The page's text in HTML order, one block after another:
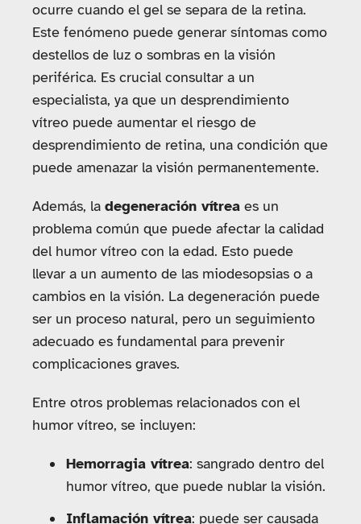
ocurre cuando el gel se separa de la retina.
Este fenómeno puede generar síntomas como
destellos de luz o sombras en la visión
periférica. Es crucial consultar a un
especialista, ya que un desprendimiento
vítreo puede aumentar el riesgo de
desprendimiento de retina, una condición que
puede amenazar la visión permanentemente.
Además, la degeneración vítrea es un
problema común que puede afectar la calidad
del humor vítreo con la edad. Esto puede
llevar a un aumento de las miodesopsias o a
cambios en la visión. La degeneración puede
ser un proceso natural, pero un seguimiento
adecuado es fundamental para prevenir
complicaciones graves.
Entre otros problemas relacionados con el
humor vítreo, se incluyen:
Hemorragia vítrea: sangrado dentro del
humor vítreo, que puede nublar la visión.
Inflamación vítrea: puede ser causada